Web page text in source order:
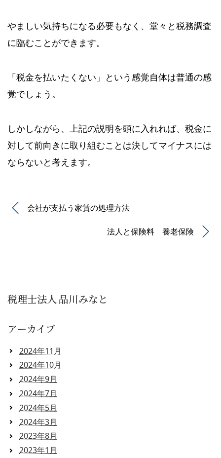
やましい気持ちになる必要もなく、堂々と税務調査
に臨むことができます。
「税金を払いたくない」という感覚自体は普通の感
覚でしょう。
しかしながら、上記の説明を頭に入れれば、税金に
対して前向きに取り組むことは決してマイナスには
ならないと考えます。
会社が支払う家賃の処理方法
法人と保険料 養老保険
税理士法人 品川みなと
アーカイブ
2024年11月
2024年10月
2024年9月
2024年7月
2024年5月
2024年3月
2023年8月
2023年1月